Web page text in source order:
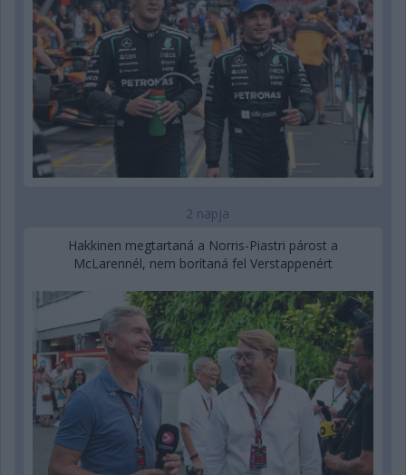
2 napja
Hakkinen megtartaná a Norris-Piastri párost a
McLarennél, nem borítaná fel Verstappenért